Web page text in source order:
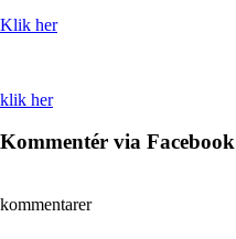
Klik her
klik her
Kommentér via Facebook
kommentarer